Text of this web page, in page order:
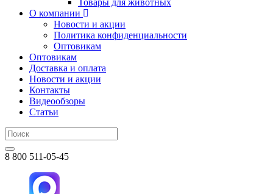
Товары для животных
О компании
Новости и акции
Политика конфиденциальности
Оптовикам
Оптовикам
Доставка и оплата
Новости и акции
Контакты
Видеообзоры
Статьи
8 800 511-05-45